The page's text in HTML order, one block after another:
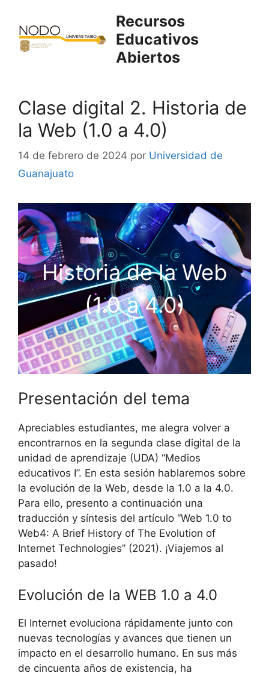
contenido
Recursos
Educativos
Abiertos
Clase digital 2. Historia de
la Web (1.0 a 4.0)
14 de febrero de 2024 por Universidad de
Guanajuato
Historia de la Web
(1.0 a 4.0)
Presentación del tema
Apreciables estudiantes, me alegra volver a
encontrarnos en la segunda clase digital de la
unidad de aprendizaje (UDA) “Medios
educativos I”. En esta sesión hablaremos sobre
la evolución de la Web, desde la 1.0 a la 4.0.
Para ello, presento a continuación una
traducción y síntesis del artículo “Web 1.0 to
Web4: A Brief History of The Evolution of
Internet Technologies” (2021). ¡Viajemos al
pasado!
Evolución de la WEB 1.0 a 4.0
El Internet evoluciona rápidamente junto con
nuevas tecnologías y avances que tienen un
impacto en el desarrollo humano. En sus más
de cincuenta años de existencia, ha